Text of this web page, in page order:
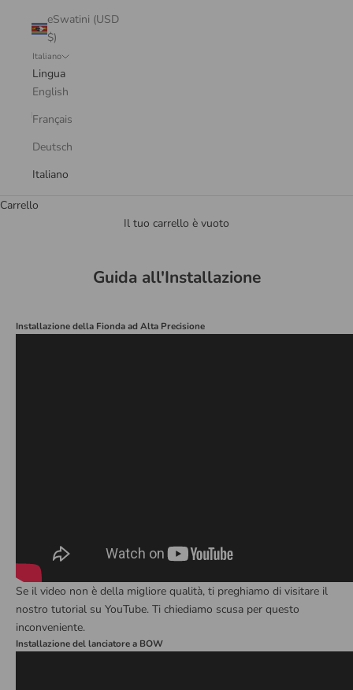
eSwatini (USD
$)
Italiano
Lingua
English
Français
Deutsch
Italiano
Carrello
Il tuo carrello è vuoto
Guida all'Installazione
Installazione della Fionda ad Alta Precisione
Se il video non è della migliore qualità, ti preghiamo di visitare il
nostro tutorial su YouTube. Ti chiediamo scusa per questo
inconveniente.
Installazione del lanciatore a BOW